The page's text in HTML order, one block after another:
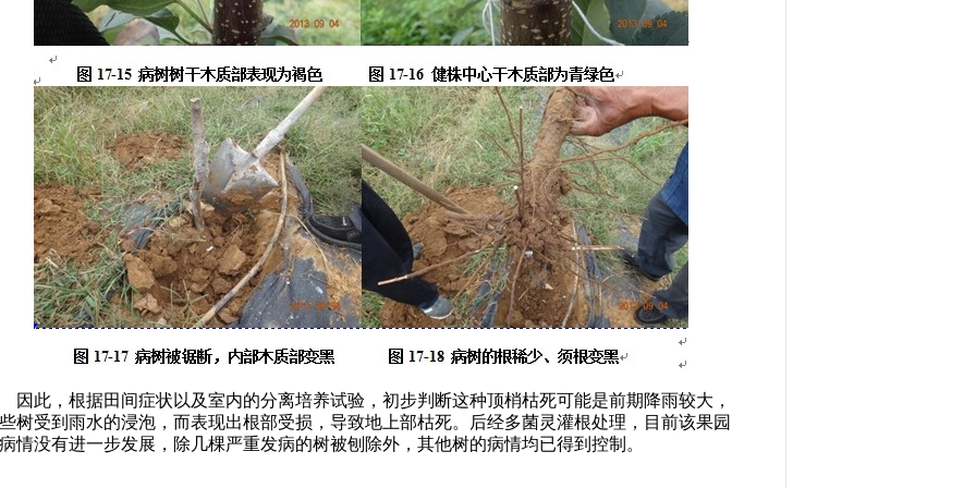
因此，根据田间症状以及室内的分离培养试验，初步判断这种顶梢枯死可能是前期降雨较大，
树受到雨水的浸泡，而表现出根部受损，导致地上部枯死。后经多菌灵灌根处理，目前该果园
情没有进一步发展，除几棵严重发病的树被刨除外，其他树的病情均已得到控制。